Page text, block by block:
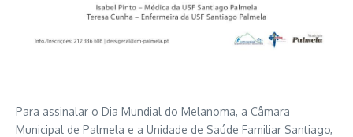
Para assinalar o Dia Mundial do Melanoma, a Câmara
Municipal de Palmela e a Unidade de Saúde Familiar Santiago,